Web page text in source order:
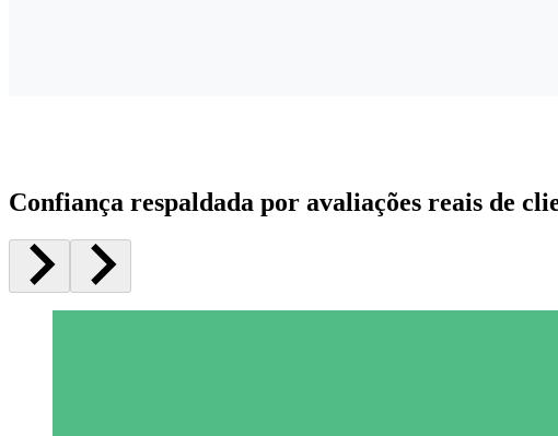
Confiança respaldada por avaliações reais de